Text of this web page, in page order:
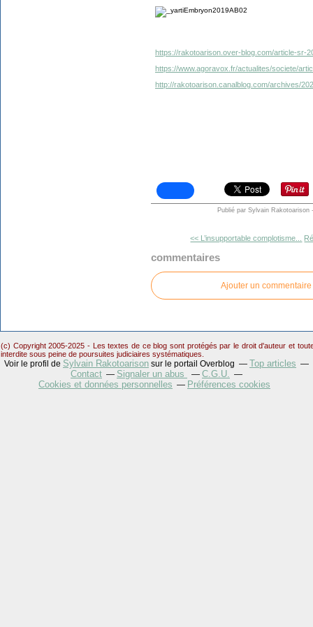
https://rakotoarison.over-blog.com/article-sr-
https://www.agoravox.fr/actualites/societe/
http://rakotoarison.canalblog.com/archives/
Publié par Sylvain Rakotoarison -
<< L’insupportable complotisme...
commentaires
Ajouter un commentaire
(c) Copyright 2005-2025 - Les textes de ce blog sont protégés par le droit d'auteur et
interdite sous peine de poursuites judiciaires systématiques.
Voir le profil de Sylvain Rakotoarison sur le portail Overblog
Top articles
Contact
Signaler un abus
C.G.U.
Cookies et données personnelles
Préférences cookies